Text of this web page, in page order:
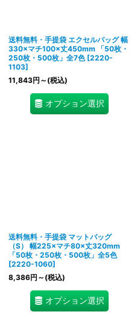
送料無料・手提袋 エクセルバッグ 幅
330×マチ100×丈450mm 「50枚・
250枚・500枚」全7色 [2220-
1103]
11,843円 ～ (税込)
オプション選択
送料無料・手提袋 マットバッグ
（S） 幅225×マチ80×丈320mm
「50枚・250枚・500枚」全5色
[2220-1060]
8,386円 ～ (税込)
オプション選択